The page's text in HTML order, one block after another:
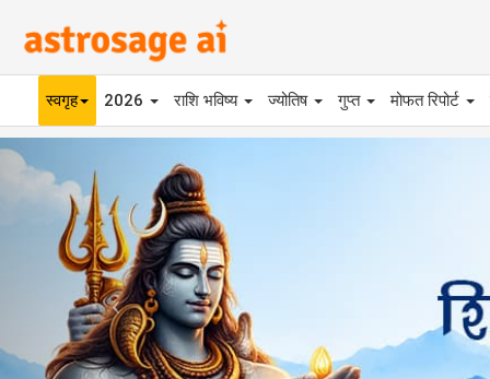
स्वगृह 2026 राशि भविष्य ज्योतिष गुप्त मोफत रिपोर्ट
Previous